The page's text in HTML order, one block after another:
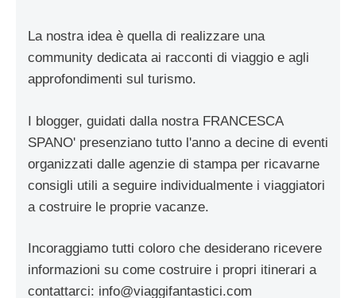
La nostra idea è quella di realizzare una
community dedicata ai racconti di viaggio e agli
approfondimenti sul turismo.
I blogger, guidati dalla nostra FRANCESCA
SPANO' presenziano tutto l'anno a decine di eventi
organizzati dalle agenzie di stampa per ricavarne
consigli utili a seguire individualmente i viaggiatori
a costruire le proprie vacanze.
Incoraggiamo tutti coloro che desiderano ricevere
informazioni su come costruire i propri itinerari a
contattarci: info@viaggifantastici.com